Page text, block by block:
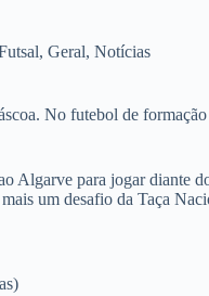
,Geral,Notícias
No futebol de
Algarve para jogar diante
um desafio da Taça